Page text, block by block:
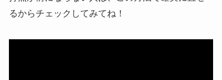
るからチェックしてみてね！